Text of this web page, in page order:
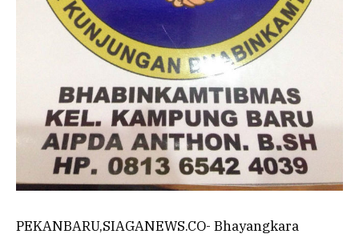
PEKANBARU,SIAGANEWS.CO- Bhayangkara